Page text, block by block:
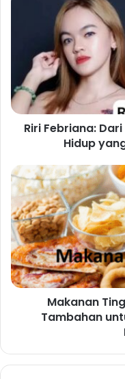
Riri Febriana:
Hidup
Makanan
Tambahan